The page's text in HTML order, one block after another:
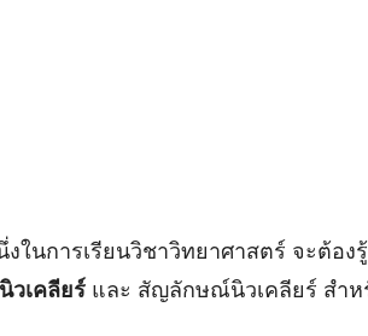
ในการเรียนวิชาวิทยาศาสตร์ จะต้อง
วเคลียร์ และ สัญลักษณ์นิวเคลียร์ สำห